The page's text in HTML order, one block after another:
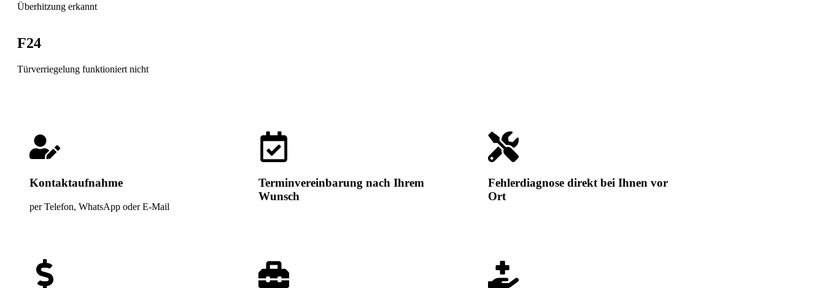
Überhitzung erkannt
F24
Türverriegelung funktioniert nicht
Kontaktaufnahme
per Telefon, WhatsApp oder E-Mail
Terminvereinbarung nach Ihrem
Wunsch
Fehlerdiagnose direkt bei Ihnen vor
Ort